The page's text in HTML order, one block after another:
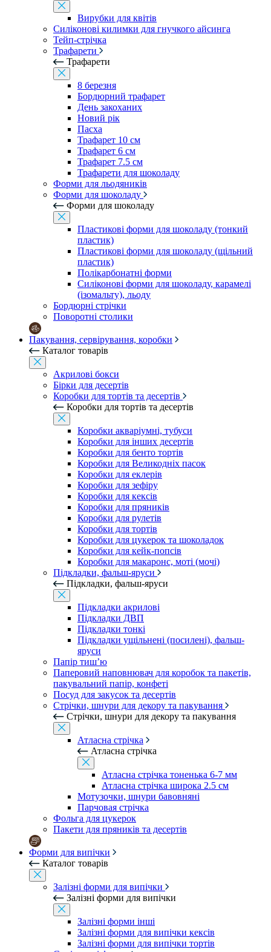
Вирубки для квітів
Силіконові килимки для гнучкого айсинга
Тейп-стрічка
Трафарети
Трафарети
8 березня
Бордюрний трафарет
День закоханих
Новий рік
Пасха
Трафарет 10 см
Трафарет 6 см
Трафарет 7.5 см
Трафарети для шоколаду
Форми для льодяників
Форми для шоколаду
Форми для шоколаду
Пластикові форми для шоколаду (тонкий
пластик)
Пластикові форми для шоколаду (щільний
пластик)
Полікарбонатні форми
Силіконові форми для шоколаду, карамелі
(ізомальту), льоду
Бордюрні стрічки
Поворотні столики
Пакування, сервірування, коробки
Каталог товарів
Акрилові бокси
Бірки для десертів
Коробки для тортів та десертів
Коробки для тортів та десертів
Коробки акваріумні, тубуси
Коробки для інших десертів
Коробки для бенто тортів
Коробки для Великодніх пасок
Коробки для еклерів
Коробки для зефіру
Коробки для кексів
Коробки для пряників
Коробки для рулетів
Коробки для тортів
Коробки для цукерок та шоколадок
Коробки для кейк-попсів
Коробки для макаронс, моті (мочі)
Підкладки, фальш-яруси
Підкладки, фальш-яруси
Підкладки акрилові
Підкладки ДВП
Підкладки тонкі
Підкладки ущільнені (посилені), фальш-
яруси
Папір тиш’ю
Паперовий наповнювач для коробок та пакетів,
пакувальний папір, конфеті
Посуд для закусок та десертів
Стрічки, шнури для декору та пакування
Стрічки, шнури для декору та пакування
Атласна стрічка
Атласна стрічка
Атласна стрічка тоненька 6-7 мм
Атласна стрічка широка 2.5 см
Мотузочки, шнури бавовняні
Парчовая стрічка
Фольга для цукерок
Пакети для пряників та десертів
Форми для випічки
Каталог товарів
Залізні форми для випічки
Залізні форми для випічки
Залізні форми інші
Залізні форми для випічки кексів
Залізні форми для випічки тортів